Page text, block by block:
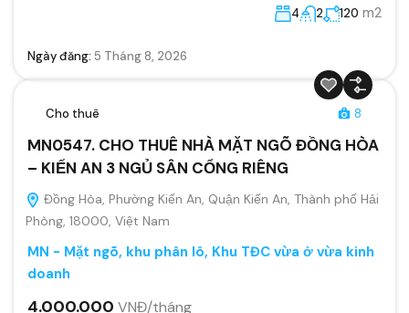
4 2 120 m2
Ngày đăng: 5 Tháng 8, 2026
Cho thuê 8
MN0547. CHO THUÊ NHÀ MẶT NGÕ ĐỒNG HÒA
– KIẾN AN 3 NGỦ SÂN CỔNG RIÊNG
Đồng Hòa, Phường Kiến An, Quận Kiến An, Thành phố Hải
Phòng, 18000, Việt Nam
MN - Mặt ngõ, khu phân lô, Khu TĐC vừa ở vừa kinh
doanh
4.000.000 VNĐ/tháng